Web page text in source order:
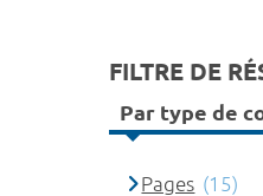
FILTRE DE
Par type de
Pages (15)